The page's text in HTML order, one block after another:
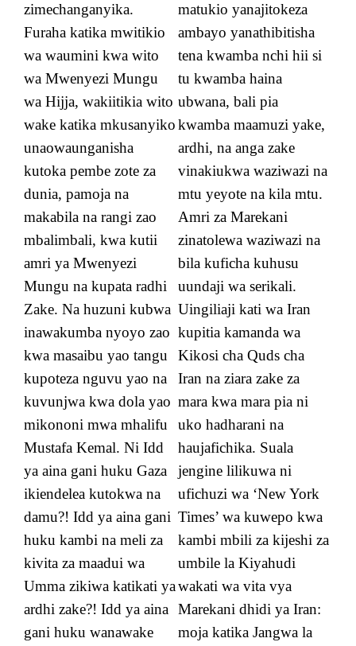
zimechanganyika.
Furaha katika mwitikio
wa waumini kwa wito
wa Mwenyezi Mungu
wa Hijja, wakiitikia wito
wake katika mkusanyiko
unaowaunganisha
kutoka pembe zote za
dunia, pamoja na
makabila na rangi zao
mbalimbali, kwa kutii
amri ya Mwenyezi
Mungu na kupata radhi
Zake. Na huzuni kubwa
inawakumba nyoyo zao
kwa masaibu yao tangu
kupoteza nguvu yao na
kuvunjwa kwa dola yao
mikononi mwa mhalifu
Mustafa Kemal. Ni Idd
ya aina gani huku Gaza
ikiendelea kutokwa na
damu?! Idd ya aina gani
huku kambi na meli za
kivita za maadui wa
Umma zikiwa katikati ya
ardhi zake?! Idd ya aina
gani huku wanawake
matukio yanajitokeza
ambayo yanathibitisha
tena kwamba nchi hii si
tu kwamba haina
ubwana, bali pia
kwamba maamuzi yake,
ardhi, na anga zake
vinakiukwa waziwazi na
mtu yeyote na kila mtu.
Amri za Marekani
zinatolewa waziwazi na
bila kuficha kuhusu
uundaji wa serikali.
Uingiliaji kati wa Iran
kupitia kamanda wa
Kikosi cha Quds cha
Iran na ziara zake za
mara kwa mara pia ni
uko hadharani na
haujafichika. Suala
jengine lilikuwa ni
ufichuzi wa ‘New York
Times’ wa kuwepo kwa
kambi mbili za kijeshi za
umbile la Kiyahudi
wakati wa vita vya
Marekani dhidi ya Iran:
moja katika Jangwa la